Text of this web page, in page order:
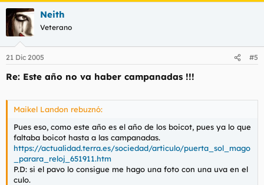
Neith
Veterano
21 Dic 2005 #5
Re: Este año no va haber campanadas !!!
Maikel Landon rebuznó:
Pues eso, como este año es el año de los boicot, pues ya lo que
faltaba boicot hasta a las campanadas.
https://actualidad.terra.es/sociedad/articulo/puerta_sol_mago
_parara_reloj_651911.htm
P.D: si el pavo lo consigue me hago una foto con una uva en el
culo.